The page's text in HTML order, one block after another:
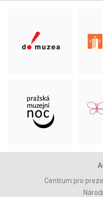
Centrum pro